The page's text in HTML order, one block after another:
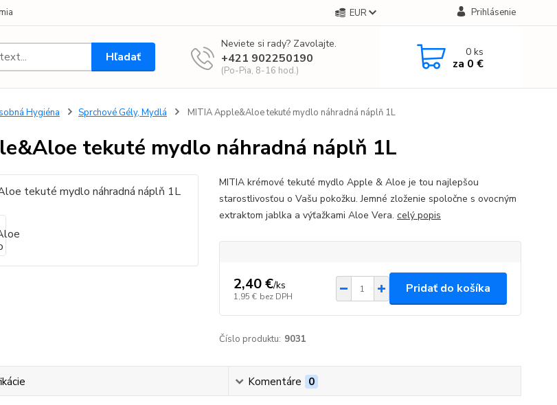
EUR Prihlásenie
Hľadať
Neviete si rady? Zavolajte.
+421 902250190
(Po-Pia, 8-16 hod.)
0ks
za 0 €
Hygiéna Sprchové Gély, Mydlá MITIA Apple&Aloe tekuté mydlo náhradná náplň 1L
tekuté mydlo náhradná náplň 1L
MITIA krémové tekuté mydlo Apple & Aloe je tou najlepšou
starostlivosťou o Vašu pokožku. Jemné zloženie spoločne s ovocným
extraktom jablka a výťažkami Aloe Vera. celý popis
2,40 €/ks
1,95 € bez DPH
Pridať do košíka
Číslo produktu: 9031
Komentáre 0